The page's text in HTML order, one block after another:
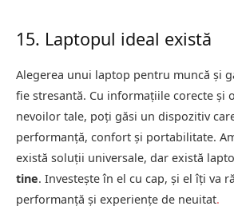
15. Laptopul ideal există
Alegerea unui laptop pentru muncă și
fie stresantă. Cu informațiile corecte și
nevoilor tale, poți găsi un dispozitiv
performanță, confort și portabilitate.
există soluții universale, dar există
tine. Investește în el cu cap, și el îți va
performanță și experiențe de neuitat.